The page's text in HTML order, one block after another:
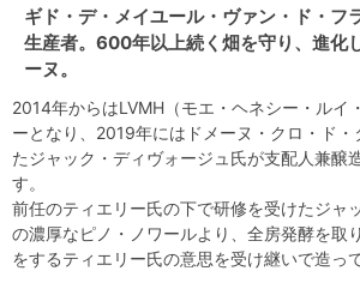
ギド・デ・メイユール・ヴァン・ド・
生産者。600年以上続く畑を守り、進化
ーヌ。
2014年からはLVMH（モエ・ヘネシー・ルイ
ーとなり、2019年にはドメーヌ・クロ・ド・
たジャック・ディヴォージュ氏が支配人兼醸
す。
前任のティエリー氏の下で研修を受けたジャ
の濃厚なピノ・ノワールより、全房発酵を取
をするティエリー氏の意思を受け継いで造っ